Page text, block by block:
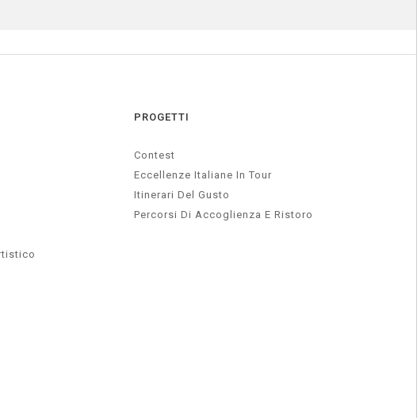
PROGETTI
Contest
Eccellenze Italiane In Tour
Itinerari Del Gusto
Percorsi Di Accoglienza E Ristoro